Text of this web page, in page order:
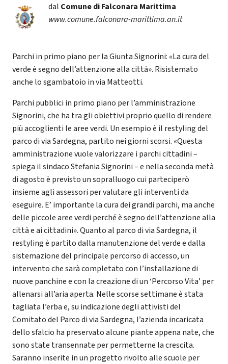
dal Comune di Falconara Marittima
www.comune.falconara-marittima.an.it
Parchi in primo piano per la Giunta Signorini: «La cura del
verde è segno dell’attenzione alla città». Risistemato
anche lo sgambatoio in via Matteotti.
Parchi pubblici in primo piano per l’amministrazione
Signorini, che ha tra gli obiettivi proprio quello di rendere
più accoglienti le aree verdi. Un esempio è il restyling del
parco di via Sardegna, partito nei giorni scorsi. «Questa
amministrazione vuole valorizzare i parchi cittadini –
spiega il sindaco Stefania Signorini – e nella seconda metà
di agosto è previsto un sopralluogo cui parteciperò
insieme agli assessori per valutare gli interventi da
eseguire. E’ importante la cura dei grandi parchi, ma anche
delle piccole aree verdi perché è segno dell’attenzione alla
città e ai cittadini». Quanto al parco di via Sardegna, il
restyling è partito dalla manutenzione del verde e dalla
sistemazione del principale percorso di accesso, un
intervento che sarà completato con l’installazione di
nuove panchine e con la creazione di un ‘Percorso Vita’ per
allenarsi all’aria aperta. Nelle scorse settimane è stata
tagliata l’erba e, su indicazione degli attivisti del
Comitato del Parco di via Sardegna, l’azienda incaricata
dello sfalcio ha preservato alcune piante appena nate, che
sono state transennate per permetterne la crescita.
Saranno inserite in un progetto rivolto alle scuole per